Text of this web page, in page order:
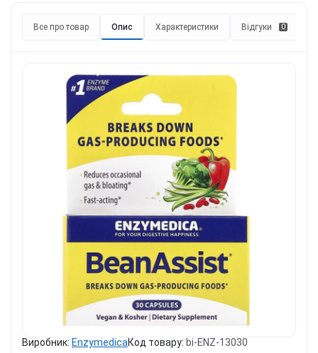
Все про товар Опис Характеристики Відгуки 0
Виробник: EnzymedicaКод товару: bi-ENZ-13030